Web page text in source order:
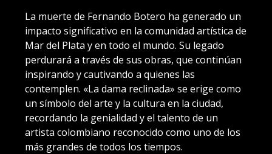
La muerte de Fernando Botero ha generado un
impacto significativo en la comunidad artística de
Mar del Plata y en todo el mundo. Su legado
perdurará a través de sus obras, que continúan
inspirando y cautivando a quienes las
contemplen. «La dama reclinada» se erige como
un símbolo del arte y la cultura en la ciudad,
recordando la genialidad y el talento de un
artista colombiano reconocido como uno de los
más grandes de todos los tiempos.